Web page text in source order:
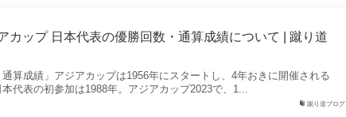
蹴り道ブログ
カップ 日本代表の優勝回数・通算成績について | 蹴り道
通算成績」アジアカップは1956年にスタートし、4年おきに開催される
代表の初参加は1988年。アジアカップ2023で、1...